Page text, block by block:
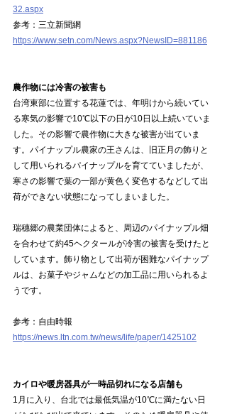
32.aspx
参考：三立新聞網
https://www.setn.com/News.aspx?NewsID=881186
農作物には冷害の被害も
台湾東部に位置する花蓮では、年明けから続いてい
る寒気の影響で10℃以下の日が10日以上続いていま
した。その影響で農作物に大きな被害が出ていま
す。パイナップル農家の王さんは、旧正月の飾りと
して用いられるパイナップルを育てていましたが、
寒さの影響で葉の一部が黄色く変色するなどして出
荷ができない状態になってしまいました。
瑞穗郷の農業団体によると、周辺のパイナップル畑
を合わせて約45ヘクタールが冷害の被害を受けたと
しています。飾り物として出荷が困難なパイナップ
ルは、お菓子やジャムなどの加工品に用いられるよ
うです。
参考：自由時報
https://news.ltn.com.tw/news/life/paper/1425102
カイロや暖房器具が一時品切れになる店舗も
1月に入り、台北では最低気温が10℃に満たない日